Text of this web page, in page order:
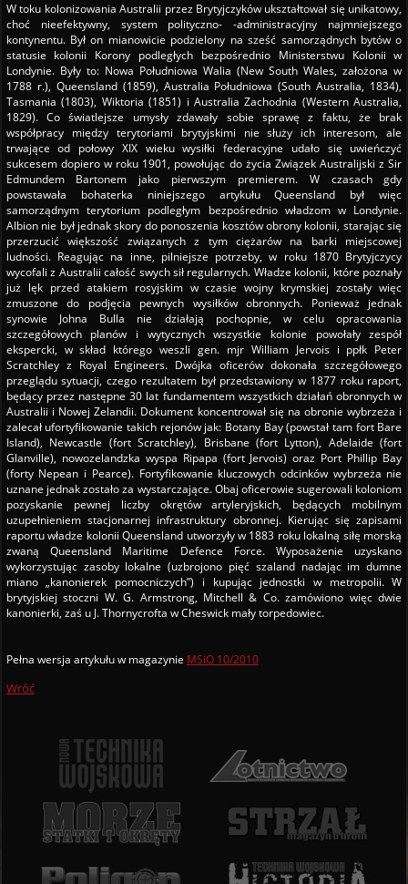
W toku kolonizowania Australii przez Brytyjczyków ukształtował się unikatowy,
choć nieefektywny, system polityczno- -administracyjny najmniejszego
kontynentu. Był on mianowicie podzielony na sześć samorządnych bytów o
statusie kolonii Korony podległych bezpośrednio Ministerstwu Kolonii w
Londynie. Były to: Nowa Południowa Walia (New South Wales, założona w
1788 r.), Queensland (1859), Australia Południowa (South Australia, 1834),
Tasmania (1803), Wiktoria (1851) i Australia Zachodnia (Western Australia,
1829). Co światlejsze umysły zdawały sobie sprawę z faktu, że brak
współpracy między terytoriami brytyjskimi nie służy ich interesom, ale
trwające od połowy XIX wieku wysiłki federacyjne udało się uwieńczyć
sukcesem dopiero w roku 1901, powołując do życia Związek Australijski z Sir
Edmundem Bartonem jako pierwszym premierem. W czasach gdy
powstawała bohaterka niniejszego artykułu Queensland był więc
samorządnym terytorium podległym bezpośrednio władzom w Londynie.
Albion nie był jednak skory do ponoszenia kosztów obrony kolonii, starając się
przerzucić większość związanych z tym ciężarów na barki miejscowej
ludności. Reagując na inne, pilniejsze potrzeby, w roku 1870 Brytyjczycy
wycofali z Australii całość swych sił regularnych. Władze kolonii, które poznały
już lęk przed atakiem rosyjskim w czasie wojny krymskiej zostały więc
zmuszone do podjęcia pewnych wysiłków obronnych. Ponieważ jednak
synowie Johna Bulla nie działają pochopnie, w celu opracowania
szczegółowych planów i wytycznych wszystkie kolonie powołały zespół
ekspercki, w skład którego weszli gen. mjr William Jervois i ppłk Peter
Scratchley z Royal Engineers. Dwójka oficerów dokonała szczegółowego
przeglądu sytuacji, czego rezultatem był przedstawiony w 1877 roku raport,
będący przez następne 30 lat fundamentem wszystkich działań obronnych w
Australii i Nowej Zelandii. Dokument koncentrował się na obronie wybrzeża i
zalecał ufortyfikowanie takich rejonów jak: Botany Bay (powstał tam fort Bare
Island), Newcastle (fort Scratchley), Brisbane (fort Lytton), Adelaide (fort
Glanville), nowozelandzka wyspa Ripapa (fort Jervois) oraz Port Phillip Bay
(forty Nepean i Pearce). Fortyfikowanie kluczowych odcinków wybrzeża nie
uznane jednak zostało za wystarczające. Obaj oficerowie sugerowali koloniom
pozyskanie pewnej liczby okrętów artyleryjskich, będących mobilnym
uzupełnieniem stacjonarnej infrastruktury obronnej. Kierując się zapisami
raportu władze kolonii Queensland utworzyły w 1883 roku lokalną siłę morską
zwaną Queensland Maritime Defence Force. Wyposażenie uzyskano
wykorzystując zasoby lokalne (uzbrojono pięć szaland nadając im dumne
miano „kanonierek pomocniczych”) i kupując jednostki w metropolii. W
brytyjskiej stoczni W. G. Armstrong, Mitchell & Co. zamówiono więc dwie
kanonierki, zaś u J. Thornycrofta w Cheswick mały torpedowiec.
Pełna wersja artykułu w magazynie MSiO 10/2010
Wróć